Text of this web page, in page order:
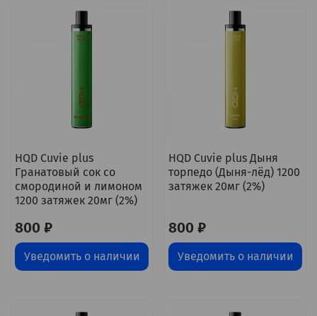
HQD Cuvie plus
Гранатовый сок со
смородиной и лимоном
1200 затяжек 20мг (2%)
800 ₽
Уведомить о наличии
HQD Cuvie plus Дыня
торпедо (Дыня-лёд) 1200
затяжек 20мг (2%)
800 ₽
Уведомить о наличии